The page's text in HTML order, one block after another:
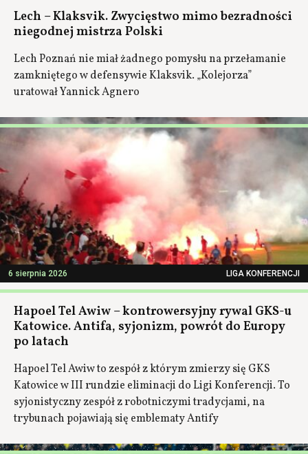
Lech – Klaksvik. Zwycięstwo mimo bezradności
niegodnej mistrza Polski
Lech Poznań nie miał żadnego pomysłu na przełamanie
zamkniętego w defensywie Klaksvik. „Kolejorza”
uratował Yannick Agnero
6 sierpnia 2026 LIGA KONFERENCJI
Hapoel Tel Awiw – kontrowersyjny rywal GKS-u
Katowice. Antifa, syjonizm, powrót do Europy
po latach
Hapoel Tel Awiw to zespół z którym zmierzy się GKS
Katowice w III rundzie eliminacji do Ligi Konferencji. To
syjonistyczny zespół z robotniczymi tradycjami, na
trybunach pojawiają się emblematy Antify